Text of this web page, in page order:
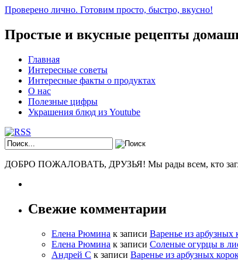
Проверено лично. Готовим просто, быстро, вкусно!
Простые и вкусные рецепты
Главная
Интересные советы
Интересные факты о продуктах
О нас
Полезные цифры
Украшения блюд из Youtube
ДОБРО ПОЖАЛОВАТЬ, ДРУЗЬЯ! Мы рады всем, кто
Свежие комментарии
Елена Рюмина к записи Варенье из арбузных
Елена Рюмина к записи Соленые огурцы в
Андрей С к записи Варенье из арбузных